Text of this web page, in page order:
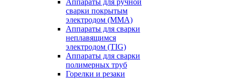
Аппараты для ручной
сварки покрытым
электродом (MMA)
Аппараты для сварки
неплавящимся
электродом (TIG)
Аппараты для сварки
полимерных труб
Горелки и резаки